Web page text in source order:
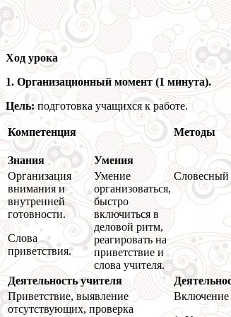
Ход урока
1. Организационный момент (1 минута).
Цель:подготовка учащихся к работе.
Компетенция Методы
Знания
Умения
Организация
внимания и
внутренней
готовности.
Слова
приветствия.
Умение
организоваться,
быстро
включиться в
деловой ритм,
реагировать на
приветствие и
слова учителя.
Словесный
Деятельность учителя
Приветствие, выявление
отсутствующих, проверка
Включение